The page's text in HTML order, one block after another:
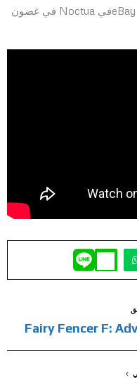
ستتوفر جميع الموديلات عبر Amazon و eBayفي Noctua في غضون